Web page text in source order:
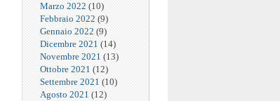
Marzo 2022 (10)
Febbraio 2022 (9)
Gennaio 2022 (9)
Dicembre 2021 (14)
Novembre 2021 (13)
Ottobre 2021 (12)
Settembre 2021 (10)
Agosto 2021 (12)